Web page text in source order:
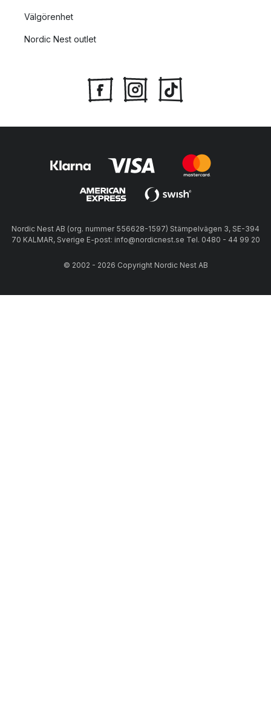
Välgörenhet
Nordic Nest outlet
Nordic Nest AB (org. nummer 556628-1597) Stämpelvägen 3, SE-394
70 KALMAR, Sverige E-post: info@nordicnest.se Tel. 0480 - 44 99 20
© 2002 - 2026 Copyright Nordic Nest AB